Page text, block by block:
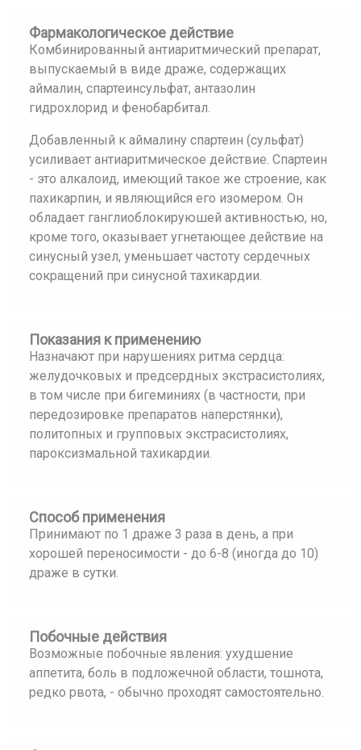
Фармакологическое действие
Комбинированный антиаритмический препарат,
выпускаемый в виде драже, содержащих
аймалин, спартеинсульфат, антазолин
гидрохлорид и фенобарбитал.
Добавленный к аймалину спартеин (сульфат)
усиливает антиаритмическое действие. Спартеин
- это алкалоид, имеющий такое же строение, как
пахикарпин, и являющийся его изомером. Он
обладает ганглиоблокируюшей активностью, но,
кроме того, оказывает угнетающее действие на
синусный узел, уменьшает частоту сердечных
сокращений при синусной тахикардии.
Показания к применению
Назначают при нарушениях ритма сердца:
желудочковых и предсердных экстрасистолиях,
в том числе при бигеминиях (в частности, при
передозировке препаратов наперстянки),
политопных и групповых экстрасистолиях,
пароксизмальной тахикардии.
Способ применения
Принимают по 1 драже 3 раза в день, а при
хорошей переносимости - до 6-8 (иногда до 10)
драже в сутки.
Побочные действия
Возможные побочные явления: ухудшение
аппетита, боль в подложечной области, тошнота,
редко рвота, - обычно проходят самостоятельно.